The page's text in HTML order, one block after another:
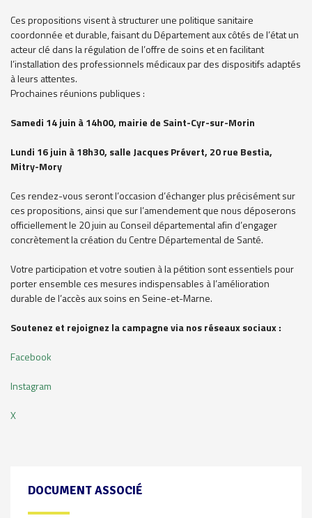
Ces propositions visent à structurer une politique sanitaire
coordonnée et durable, faisant du Département aux côtés de l’état un
acteur clé dans la régulation de l’offre de soins et en facilitant
l’installation des professionnels médicaux par des dispositifs adaptés
à leurs attentes.
Prochaines réunions publiques :
Samedi 14 juin à 14h00, mairie de Saint-Cyr-sur-Morin
Lundi 16 juin à 18h30, salle Jacques Prévert, 20 rue Bestia,
Mitry-Mory
Ces rendez-vous seront l’occasion d’échanger plus précisément sur
ces propositions, ainsi que sur l’amendement que nous déposerons
officiellement le 20 juin au Conseil départemental afin d’engager
concrètement la création du Centre Départemental de Santé.
Votre participation et votre soutien à la pétition sont essentiels pour
porter ensemble ces mesures indispensables à l’amélioration
durable de l’accès aux soins en Seine-et-Marne.
Soutenez et rejoignez la campagne via nos réseaux sociaux :
Facebook
Instagram
X
DOCUMENT ASSOCIÉ